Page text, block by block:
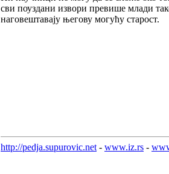
сви поуздани извори превише млади
наговештавају његову могућу старост.
http://pedja.supurovic.net - www.iz.rs -